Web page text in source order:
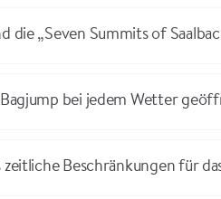
die „Seven Summits of
bei jedem Wetter
zeitliche Beschränkungen für